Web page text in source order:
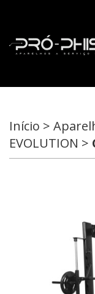
Início >
EVOLUTION >